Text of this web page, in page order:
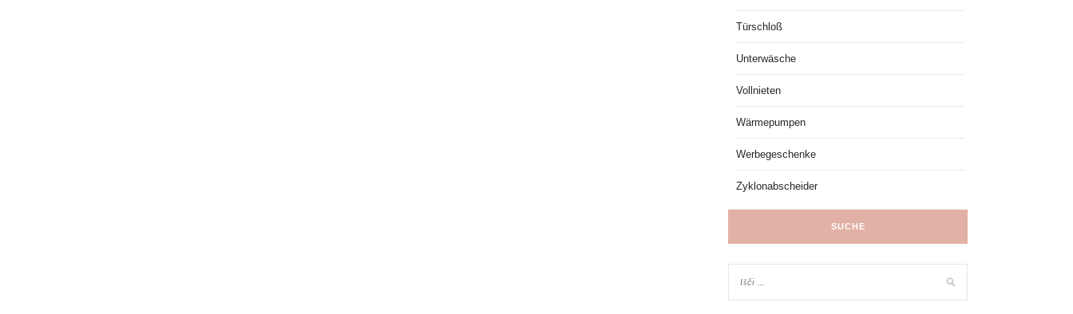
Türschloß
Unterwäsche
Vollnieten
Wärmepumpen
Werbegeschenke
Zyklonabscheider
SUCHE